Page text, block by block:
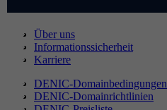
Über uns
Informationssicherheit
Karriere
DENIC-Domainbedingungen
DENIC-Domainrichtlinien